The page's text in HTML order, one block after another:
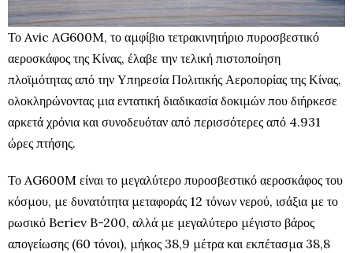
Το Avic AG600M, το αμφίβιο τετρακινητήριο πυροσβεστικό
αεροσκάφος της Κίνας, έλαβε την τελική πιστοποίηση
πλοϊμότητας από την Υπηρεσία Πολιτικής Αεροπορίας της Κίνας,
ολοκληρώνοντας μια εντατική διαδικασία δοκιμών που διήρκεσε
αρκετά χρόνια και συνοδευόταν από περισσότερες από 4.931
ώρες πτήσης.
Το AG600M είναι το μεγαλύτερο πυροσβεστικό αεροσκάφος του
κόσμου, με δυνατότητα μεταφοράς 12 τόνων νερού, ισάξια με το
ρωσικό Beriev B-200, αλλά με μεγαλύτερο μέγιστο βάρος
απογείωσης (60 τόνοι), μήκος 38,9 μέτρα και εκπέτασμα 38,8